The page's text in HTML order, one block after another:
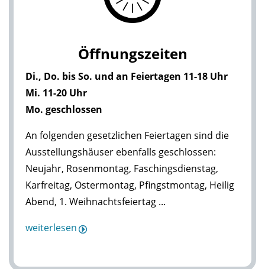
Öffnungszeiten
Di., Do. bis So. und an Feiertagen 11-18 Uhr
Mi. 11-20 Uhr
Mo. geschlossen
An folgenden gesetzlichen Feiertagen sind die
Ausstellungshäuser ebenfalls geschlossen:
Neujahr, Rosenmontag, Faschingsdienstag,
Karfreitag, Ostermontag, Pfingstmontag, Heilig
Abend, 1. Weihnachtsfeiertag ...
weiterlesen